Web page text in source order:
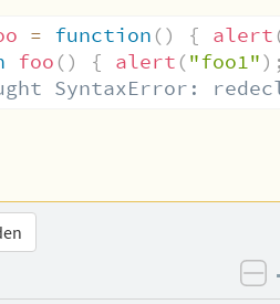
= function () { alert
foo () { alert ("foo1")
SyntaxError: